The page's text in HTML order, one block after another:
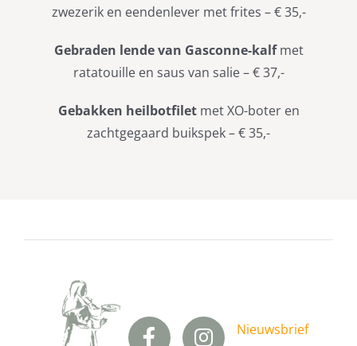
zwezerik en eendenlever met frites – € 35,-
Gebraden lende van Gasconne-kalfmet
ratatouille en saus van salie – € 37,-
Gebakken heilbotfiletmet XO-boter en
zachtgegaard buikspek – € 35,-
Nieuwsbrief